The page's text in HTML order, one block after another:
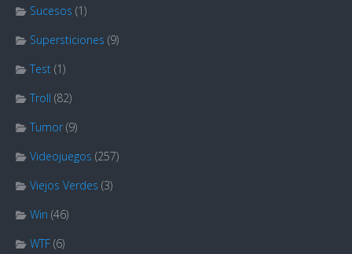
Sucesos (1)
Supersticiones (9)
Test (1)
Troll (82)
Tumor (9)
Videojuegos (257)
Viejos Verdes (3)
Win (46)
WTF (6)